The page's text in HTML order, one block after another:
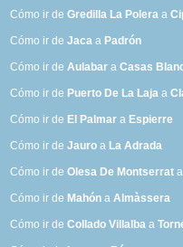
Cómo ir deGredilla La Polera a
Cómo ir deJaca a Padrón
Cómo ir deAulabar aCasas
Cómo ir de Puerto De La Laja a
Cómo ir de El Palmar a Espierre
Cómo ir deJauro a La Adrada
Cómo ir deOlesa De Montserrat
Cómo ir de Mahón aAlmàssera
Cómo ir deCollado Villalba a